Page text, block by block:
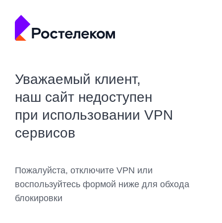
Уважаемый клиент,
наш сайт недоступен
при использовании VPN
сервисов
Пожалуйста, отключите VPN или
воспользуйтесь формой ниже для обхода
блокировки